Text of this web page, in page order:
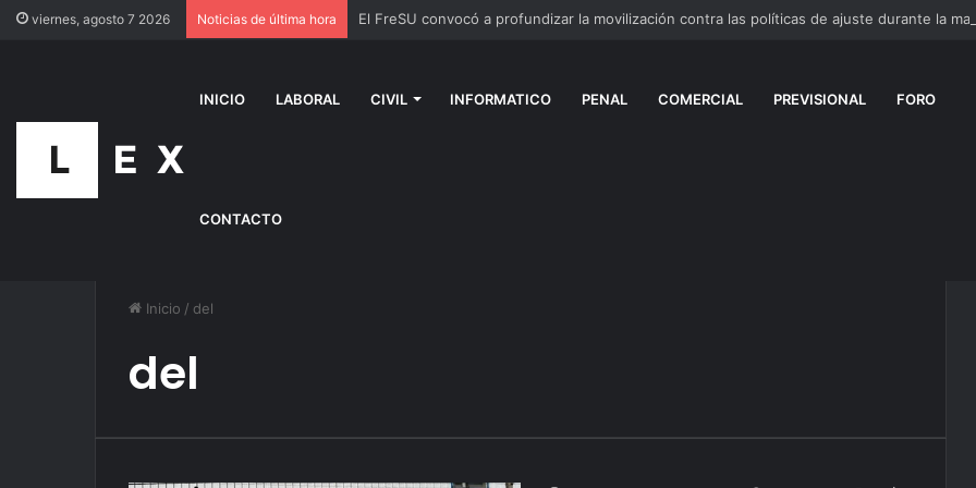
viernes, agosto 7 2026 Noticias de última hora
INICIO LABORAL CIVIL INFORMATICO PENAL COMERCIAL PREVISIONAL FORO
CONTACTO
Inicio / del
del